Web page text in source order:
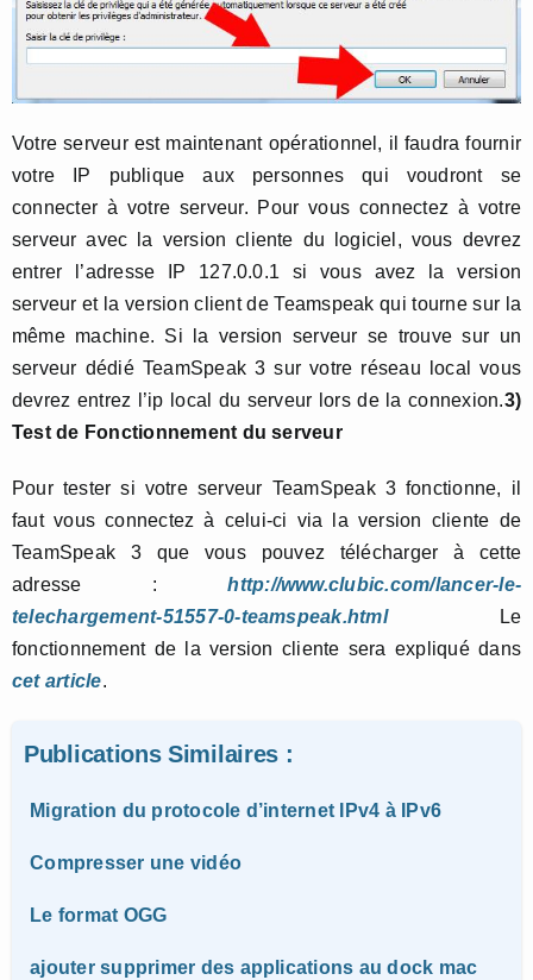
Votre serveur est maintenant opérationnel, il faudra fournir
votre IP publique aux personnes qui voudront se
connecter à votre serveur. Pour vous connectez à votre
serveur avec la version cliente du logiciel, vous devrez
entrer l’adresse IP 127.0.0.1 si vous avez la version
serveur et la version client de Teamspeak qui tourne sur la
même machine. Si la version serveur se trouve sur un
serveur dédié TeamSpeak 3 sur votre réseau local vous
devrez entrez l’ip local du serveur lors de la connexion.3)
Test de Fonctionnement du serveur
Pour tester si votre serveur TeamSpeak 3 fonctionne, il
faut vous connectez à celui-ci via la version cliente de
TeamSpeak 3 que vous pouvez télécharger à cette
adresse :http://www.clubic.com/lancer-le-
telechargement-51557-0-teamspeak.html
Le
fonctionnement de la version cliente sera expliqué dans
cet article.
Publications Similaires :
Migration du protocole d’internet IPv4 à IPv6
Compresser une vidéo
Le format OGG
ajouter supprimer des applications au dock mac